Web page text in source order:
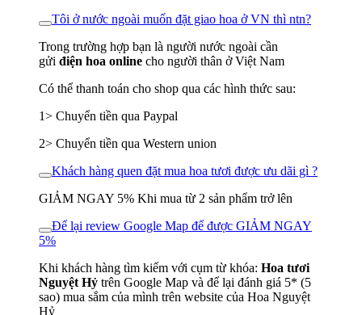
Tôi ở nước ngoài muốn đặt giao hoa ở VN thì ntn?
Trong trường hợp bạn là người nước ngoài cần
gửi điện hoa online cho người thân ở Việt Nam
Có thể thanh toán cho shop qua các hình thức sau:
1> Chuyển tiền qua Paypal
2> Chuyển tiền qua Western union
Khách hàng quen đặt mua hoa tươi được ưu dãi gì ?
GIẢM NGAY 5% Khi mua từ 2 sản phẩm trở lên
Để lại review Google Map để được GIẢM NGAY
5%
Khi khách hàng tìm kiếm với cụm từ khóa: Hoa tươi
Nguyệt Hỷ trên Google Map và để lại đánh giá 5* (5
sao) mua sắm của mình trên website của Hoa Nguyệt
Hỷ